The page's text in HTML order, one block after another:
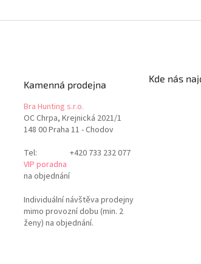
Kamenná prodejna
Bra Hunting s.r.o.
OC Chrpa, Krejnická 2021/1
148 00 Praha 11 - Chodov
Tel:
+420 733 232 077
VIP poradna
na objednání
Individuální návštěva prodejny
mimo provozní dobu (min. 2
ženy) na objednání.
Kde nás